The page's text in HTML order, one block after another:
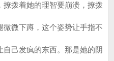
拨着她的理智要崩溃，撩拨
微下蹲，这个姿势让手指不
己发疯的东西。那是她的阴